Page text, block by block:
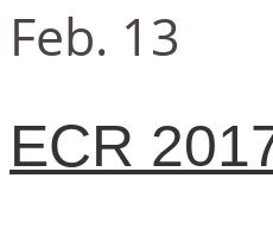
Feb. 13
ECR